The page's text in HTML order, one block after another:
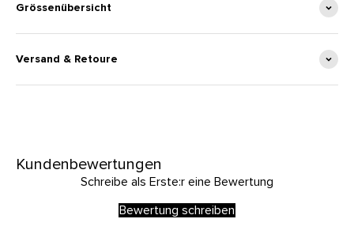
Grössenübersicht
Versand & Retoure
Kundenbewertungen
Schreibe als Erste:r eine Bewertung
Bewertung schreiben